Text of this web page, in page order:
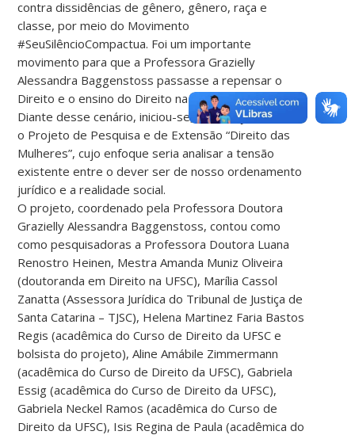
contra dissidências de gênero, gênero, raça e
classe, por meio do Movimento
#SeuSilêncioCompactua. Foi um importante
movimento para que a Professora Grazielly
Alessandra Baggenstoss passasse a repensar o
Direito e o ensino do Direito na UFSC.
Diante desse cenário, iniciou-se, em março de 2016,
o Projeto de Pesquisa e de Extensão “Direito das
Mulheres”, cujo enfoque seria analisar a tensão
existente entre o dever ser de nosso ordenamento
jurídico e a realidade social.
O projeto, coordenado pela Professora Doutora
Grazielly Alessandra Baggenstoss, contou como
como pesquisadoras a Professora Doutora Luana
Renostro Heinen, Mestra Amanda Muniz Oliveira
(doutoranda em Direito na UFSC), Marília Cassol
Zanatta (Assessora Jurídica do Tribunal de Justiça de
Santa Catarina – TJSC), Helena Martinez Faria Bastos
Regis (acadêmica do Curso de Direito da UFSC e
bolsista do projeto), Aline Amábile Zimmermann
(acadêmica do Curso de Direito da UFSC), Gabriela
Essig (acadêmica do Curso de Direito da UFSC),
Gabriela Neckel Ramos (acadêmica do Curso de
Direito da UFSC), Isis Regina de Paula (acadêmica do